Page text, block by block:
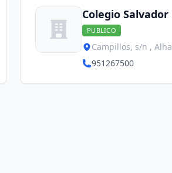
Colegio
PUBLICO
951267500